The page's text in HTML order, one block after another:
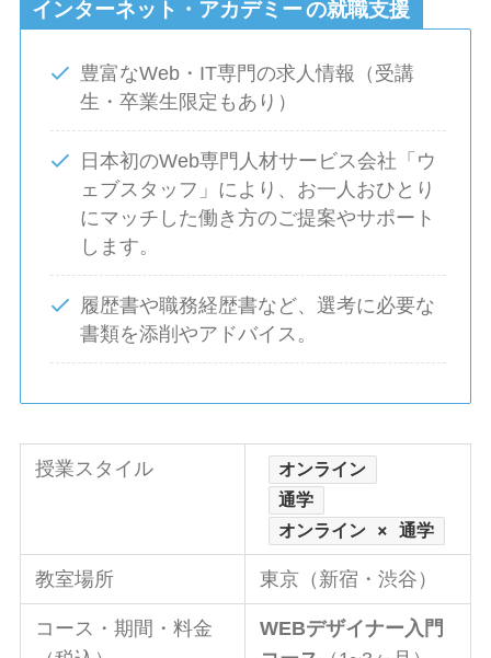
インターネット・アカデミー の就職支援
豊富なWeb・IT専門の求人情報（受講
生・卒業生限定もあり）
日本初のWeb専門人材サービス会社「ウ
ェブスタッフ」により、お一人おひとり
にマッチした働き方のご提案やサポート
します。
履歴書や職務経歴書など、選考に必要な
書類を添削やアドバイス。
授業スタイル
オンライン
通学
オンライン × 通学
教室場所 東京（新宿・渋谷）
コース・期間・料金
WEBデザイナー入門